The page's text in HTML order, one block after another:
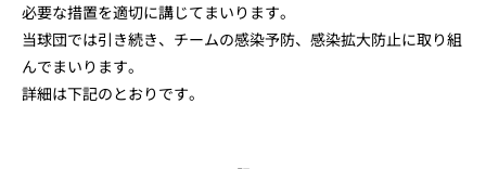
必要な措置を適切に講じてまいります。
当球団では引き続き、チームの感染予防、感染拡大防止に取り組
んでまいります。
詳細は下記のとおりです。